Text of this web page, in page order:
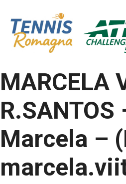
MARCELA
R.SANTOS
Marcela –